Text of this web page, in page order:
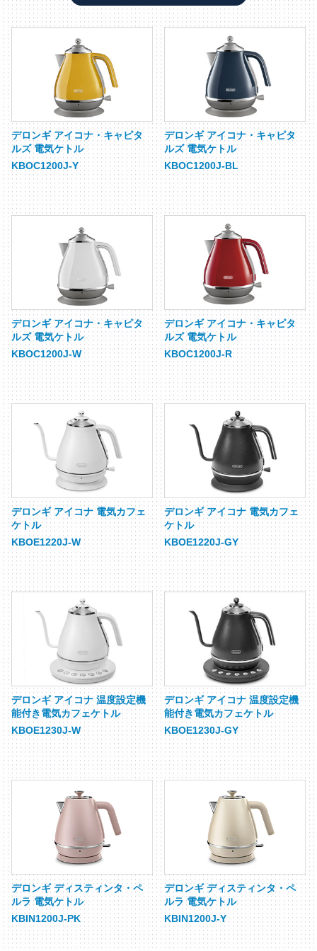
デロンギ アイコナ・キャピタ
ルズ 電気ケトル
KBOC1200J-Y
デロンギ アイコナ・キャピタ
ルズ 電気ケトル
KBOC1200J-BL
デロンギ アイコナ・キャピタ
ルズ 電気ケトル
KBOC1200J-W
デロンギ アイコナ・キャピタ
ルズ 電気ケトル
KBOC1200J-R
デロンギ アイコナ 電気カフェ
ケトル
KBOE1220J-W
デロンギ アイコナ 電気カフェ
ケトル
KBOE1220J-GY
デロンギ アイコナ 温度設定機
能付き電気カフェケトル
KBOE1230J-W
デロンギ アイコナ 温度設定機
能付き電気カフェケトル
KBOE1230J-GY
デロンギ ディスティンタ・ペ
ルラ 電気ケトル
KBIN1200J-PK
デロンギ ディスティンタ・ペ
ルラ 電気ケトル
KBIN1200J-Y